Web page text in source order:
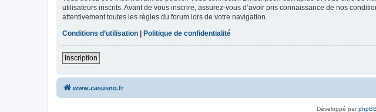
utilisateurs inscrits. Avant de vous inscrire, assurez-vous d’avoir pris connaissance de nos
attentivement toutes les règles du forum lors de votre navigation.
Conditions d’utilisation
Politique de confidentialité
Inscription
www.casusno.fr
Développé parphpBB